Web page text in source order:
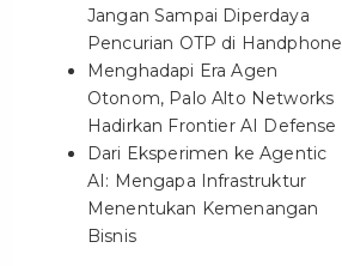
Jangan Sampai Diperdaya
Pencurian OTP di Handphone
Menghadapi Era Agen
Otonom, Palo Alto Networks
Hadirkan Frontier AI Defense
Dari Eksperimen ke Agentic
AI: Mengapa Infrastruktur
Menentukan Kemenangan
Bisnis